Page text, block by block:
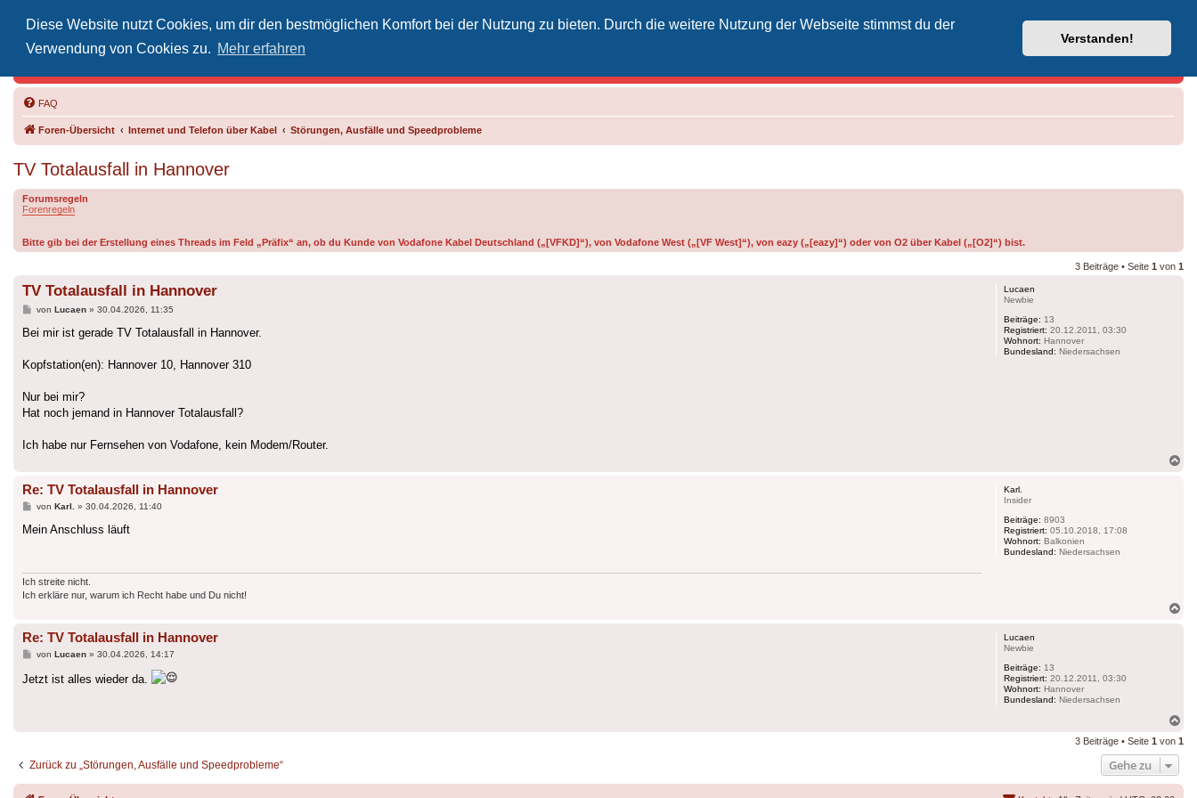
Diese Website nutzt Cookies, um dir den bestmöglichen Komfort bei der Nutzung zu bieten. Durch die weitere Nutzung der Webseite stimmst du der
Verwendung von Cookies zu. Mehr erfahren
Verstanden!
Vodafone-Kabel-Helpdesk
FAQ
Foren-Übersicht Internet und Telefon über Kabel Störungen, Ausfälle und Speedprobleme
TV Totalausfall in Hannover
Forumsregeln
Forenregeln
Bitte gib bei der Erstellung eines Threads im Feld „Präfix“ an, ob du Kunde von Vodafone Kabel Deutschland („[VFKD]“), von Vodafone West („[VF West]“), von eazy („[eazy]“) oder von O2 über Kabel („[O2]“) bist.
3 Beiträge • Seite 1 von 1
Lucaen
Newbie
Beiträge: 13
Registriert: 20.12.2011, 03:30
Wohnort: Hannover
Bundesland: Niedersachsen
TV Totalausfall in Hannover
Beitrag
von Lucaen» 30.04.2026, 11:35
Bei mir ist gerade TV Totalausfall in Hannover.
Kopfstation(en): Hannover 10, Hannover 310
Nur bei mir?
Hat noch jemand in Hannover Totalausfall?
Ich habe nur Fernsehen von Vodafone, kein Modem/Router.
Karl.
Insider
Beiträge: 8903
Registriert: 05.10.2018, 17:08
Wohnort: Balkonien
Bundesland: Niedersachsen
Re: TV Totalausfall in Hannover
Beitrag
von Karl. » 30.04.2026, 11:40
Mein Anschluss läuft
Ich streite nicht.
Ich erkläre nur, warum ich Recht habe und Du nicht!
Lucaen
Newbie
Beiträge: 13
Registriert: 20.12.2011, 03:30
Wohnort: Hannover
Bundesland: Niedersachsen
Re: TV Totalausfall in Hannover
Beitrag
von Lucaen» 30.04.2026, 14:17
Jetzt ist alles wieder da.
3 Beiträge • Seite 1 von 1
Zurück zu „Störungen, Ausfälle und Speedprobleme“ Gehe zu